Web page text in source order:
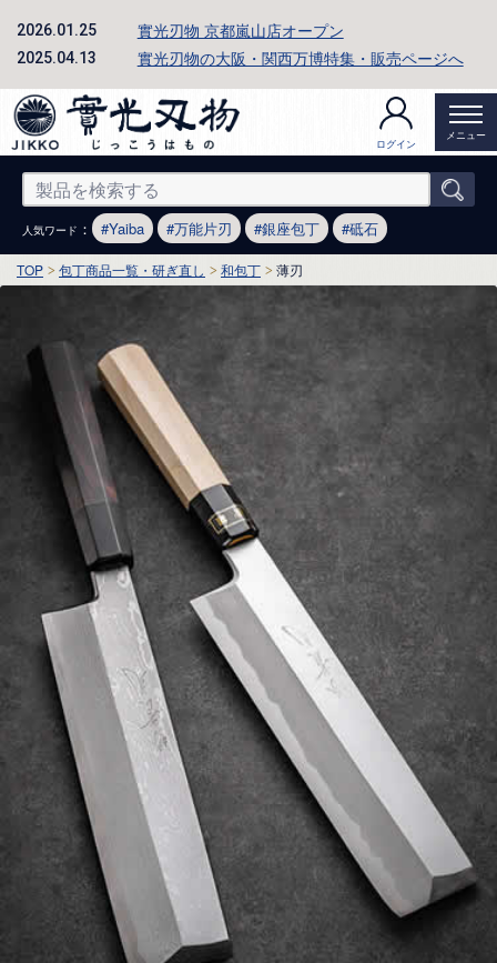
2026.01.25 實光刃物 京都嵐山店オープン
2025.04.13 實光刃物の大阪・関西万博特集・販売ページへ
ログイン
メニュー
人気ワード ： Yaiba 万能片刃 銀座包丁 砥石
TOP 包丁商品一覧・研ぎ直し 和包丁 薄刃